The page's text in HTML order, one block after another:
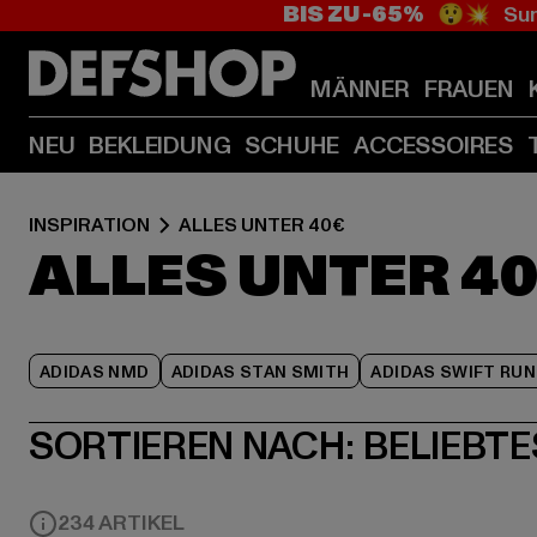
BIS ZU -65% 😲💥
MÄNNER FRAUEN
NEU BEKLEIDUNG SCHUHE ACCESSOIRES
INSPIRATION ALLES UNTER 40€
ALLES UNTER
ADIDAS NMD ADIDAS STAN SMITH ADIDAS SWIFT RUN
SORTIEREN NACH:
234 ARTIKEL